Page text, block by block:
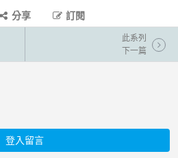
分享 訂閱
此系列
下一篇
登入留言